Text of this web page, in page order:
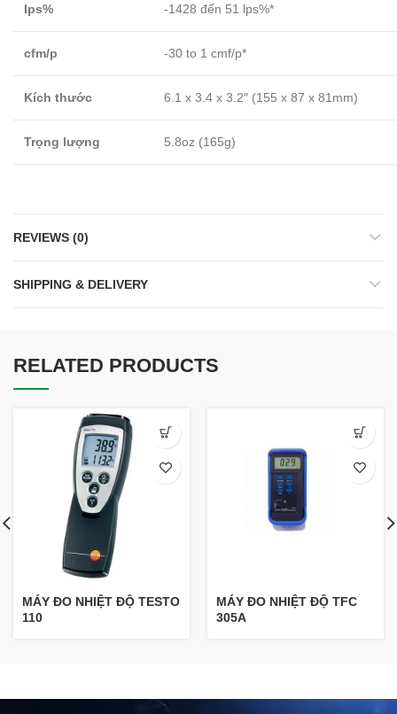
Ips% -1428 đến 51 lps%*
cfm/p -30 to 1 cmf/p*
Kích thước 6.1 x 3.4 x 3.2″ (155 x 87 x 81mm)
Trọng lượng 5.8oz (165g)
REVIEWS (0)
SHIPPING & DELIVERY
RELATED PRODUCTS
MÁY ĐO NHIỆT ĐỘ TESTO
110
MÁY ĐO NHIỆT ĐỘ TFC
305A